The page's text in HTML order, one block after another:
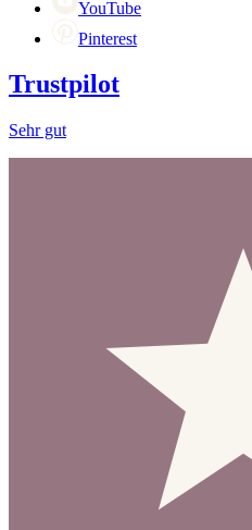
YouTube
Pinterest
Trustpilot
Sehr gut